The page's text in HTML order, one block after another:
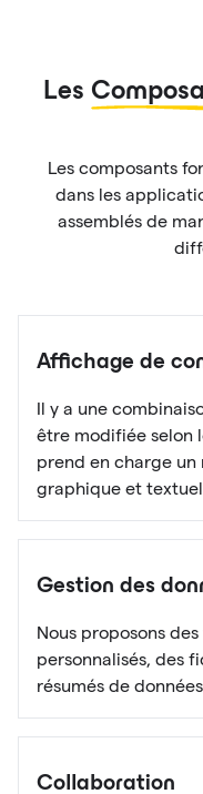
Les
Les composants
dans les
assemblés de
Affichage de
Il y a une
être modifiée selon
prend en charge
graphique et
Gestion des
Nous proposons
personnalisés, des
résumés de
Collaboration